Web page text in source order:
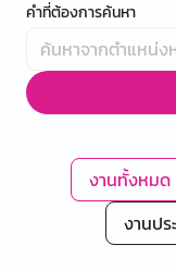
คำที่ต้องการค้นหา
งานทั้งหมด
งานปร